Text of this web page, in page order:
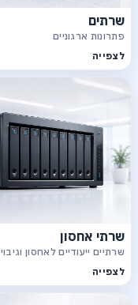
שרתים
פתרונות ארגוניים
לצפייה
שרתי אחסון
שרתיים ייעודיים לאחסון וגיבוי
לצפייה